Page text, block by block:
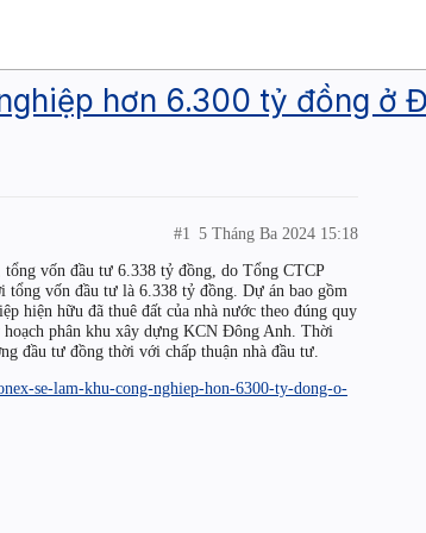
hơn 6.300 tỷ đồng ở
5 Tháng Ba 2024 15:18
#1
vốn đầu tư 6.338 tỷ đồng, do Tổng CTCP
vốn đầu tư là 6.338 tỷ đồng. Dự án bao gồm
hiện hữu đã thuê đất của nhà nước theo đúng quy
phân khu xây dựng KCN Đông Anh. Thời
đầu tư đồng thời với chấp thuận nhà đầu tư.
se-lam-khu-cong-nghiep-hon-6300-ty-dong-o-